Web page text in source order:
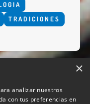
TRADICIONES
×
analizar nuestros
con tus preferencias en